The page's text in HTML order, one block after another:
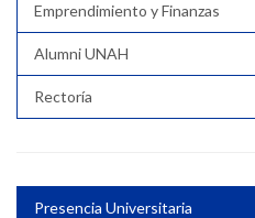
Emprendimiento y Finanzas
Alumni UNAH
Rectoría
Presencia Universitaria